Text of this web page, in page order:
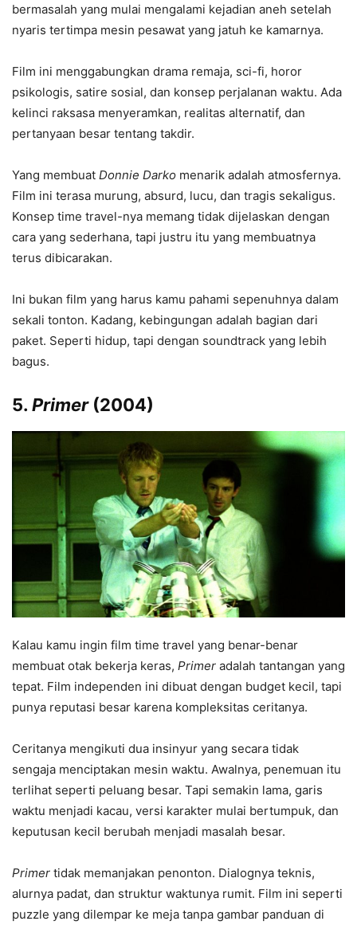
bermasalah yang mulai mengalami kejadian aneh setelah
nyaris tertimpa mesin pesawat yang jatuh ke kamarnya.
Film ini menggabungkan drama remaja, sci-fi, horor
psikologis, satire sosial, dan konsep perjalanan waktu. Ada
kelinci raksasa menyeramkan, realitas alternatif, dan
pertanyaan besar tentang takdir.
Yang membuat Donnie Darko menarik adalah atmosfernya.
Film ini terasa murung, absurd, lucu, dan tragis sekaligus.
Konsep time travel-nya memang tidak dijelaskan dengan
cara yang sederhana, tapi justru itu yang membuatnya
terus dibicarakan.
Ini bukan film yang harus kamu pahami sepenuhnya dalam
sekali tonton. Kadang, kebingungan adalah bagian dari
paket. Seperti hidup, tapi dengan soundtrack yang lebih
bagus.
5. Primer(2004)
Kalau kamu ingin film time travel yang benar-benar
membuat otak bekerja keras, Primer adalah tantangan yang
tepat. Film independen ini dibuat dengan budget kecil, tapi
punya reputasi besar karena kompleksitas ceritanya.
Ceritanya mengikuti dua insinyur yang secara tidak
sengaja menciptakan mesin waktu. Awalnya, penemuan itu
terlihat seperti peluang besar. Tapi semakin lama, garis
waktu menjadi kacau, versi karakter mulai bertumpuk, dan
keputusan kecil berubah menjadi masalah besar.
Primer tidak memanjakan penonton. Dialognya teknis,
alurnya padat, dan struktur waktunya rumit. Film ini seperti
puzzle yang dilempar ke meja tanpa gambar panduan di